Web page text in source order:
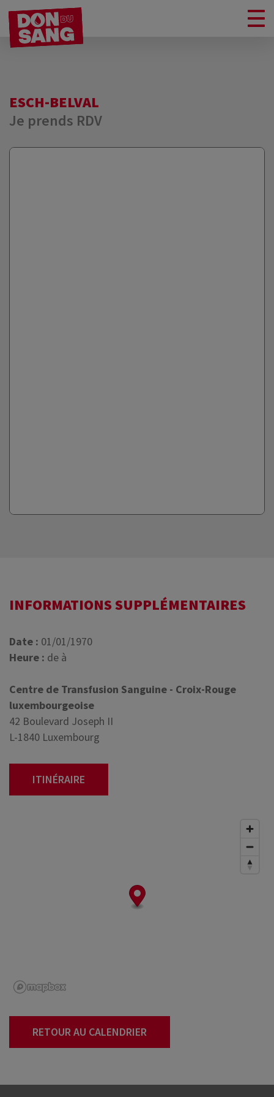
ESCH-BELVAL
Je prends RDV
INFORMATIONS SUPPLÉMENTAIRES
Date : 01/01/1970
Heure : de à
Centre de Transfusion Sanguine - Croix-Rouge
luxembourgeoise
42 Boulevard Joseph II
L-1840 Luxembourg
ITINÉRAIRE
RETOUR AU CALENDRIER